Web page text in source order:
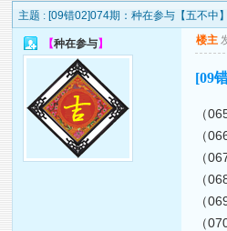
主题 : [09错02]074期：种在参与【五不中
【种在参与】 楼主
[09
（
（
（
（
（
（